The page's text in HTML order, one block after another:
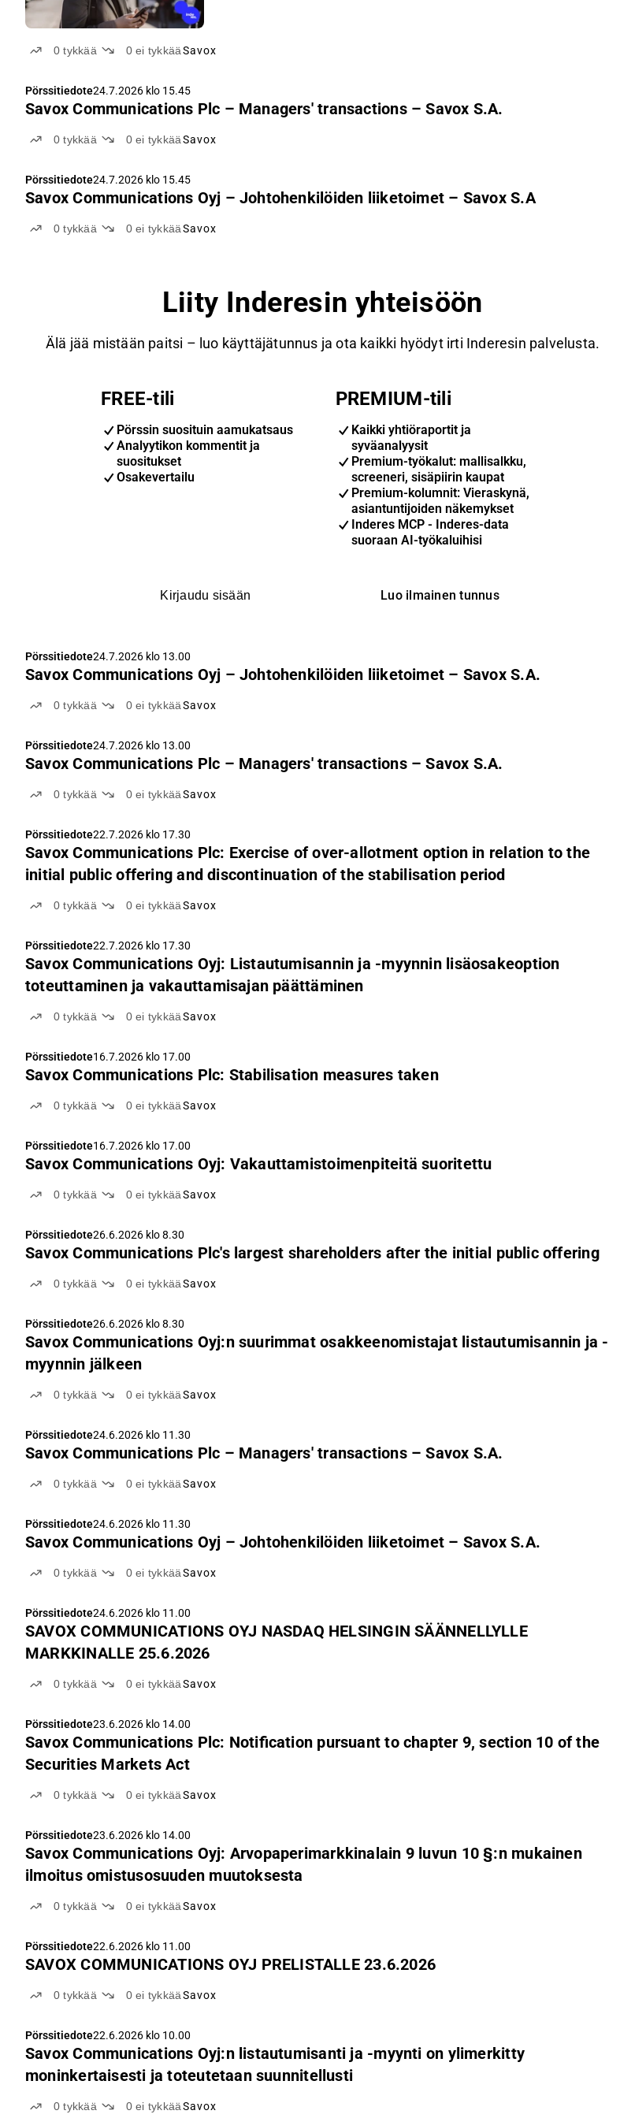
0tykkää 0ei tykkääSavox
Pörssitiedote24.7.2026 klo 15.45
Savox Communications Plc – Managers' transactions – Savox S.A.
0tykkää 0ei tykkääSavox
Pörssitiedote24.7.2026 klo 15.45
Savox Communications Oyj – Johtohenkilöiden liiketoimet – Savox S.A
0tykkää 0ei tykkääSavox
Liity Inderesin yhteisöön
Älä jää mistään paitsi – luo käyttäjätunnus ja ota kaikki hyödyt irti Inderesin palvelusta.
FREE-tili
Pörssin suosituin aamukatsaus
Analyytikon kommentit ja
suositukset
Osakevertailu
PREMIUM-tili
Kaikki yhtiöraportit ja
syväanalyysit
Premium-työkalut: mallisalkku,
screeneri, sisäpiirin kaupat
Premium-kolumnit: Vieraskynä,
asiantuntijoiden näkemykset
Inderes MCP - Inderes-data
suoraan AI-työkaluihisi
Kirjaudu sisään Luo ilmainen tunnus
Pörssitiedote24.7.2026 klo 13.00
Savox Communications Oyj – Johtohenkilöiden liiketoimet – Savox S.A.
0tykkää 0ei tykkääSavox
Pörssitiedote24.7.2026 klo 13.00
Savox Communications Plc – Managers' transactions – Savox S.A.
0tykkää 0ei tykkääSavox
Pörssitiedote22.7.2026 klo 17.30
Savox Communications Plc: Exercise of over-allotment option in relation to the
initial public offering and discontinuation of the stabilisation period
0tykkää 0ei tykkääSavox
Pörssitiedote22.7.2026 klo 17.30
Savox Communications Oyj: Listautumisannin ja -myynnin lisäosakeoption
toteuttaminen ja vakauttamisajan päättäminen
0tykkää 0ei tykkääSavox
Pörssitiedote16.7.2026 klo 17.00
Savox Communications Plc: Stabilisation measures taken
0tykkää 0ei tykkääSavox
Pörssitiedote16.7.2026 klo 17.00
Savox Communications Oyj: Vakauttamistoimenpiteitä suoritettu
0tykkää 0ei tykkääSavox
Pörssitiedote26.6.2026 klo 8.30
Savox Communications Plc's largest shareholders after the initial public offering
0tykkää 0ei tykkääSavox
Pörssitiedote26.6.2026 klo 8.30
Savox Communications Oyj:n suurimmat osakkeenomistajat listautumisannin ja -
myynnin jälkeen
0tykkää 0ei tykkääSavox
Pörssitiedote24.6.2026 klo 11.30
Savox Communications Plc – Managers' transactions – Savox S.A.
0tykkää 0ei tykkääSavox
Pörssitiedote24.6.2026 klo 11.30
Savox Communications Oyj – Johtohenkilöiden liiketoimet – Savox S.A.
0tykkää 0ei tykkääSavox
Pörssitiedote24.6.2026 klo 11.00
SAVOX COMMUNICATIONS OYJ NASDAQ HELSINGIN SÄÄNNELLYLLE
MARKKINALLE 25.6.2026
0tykkää 0ei tykkääSavox
Pörssitiedote23.6.2026 klo 14.00
Savox Communications Plc: Notification pursuant to chapter 9, section 10 of the
Securities Markets Act
0tykkää 0ei tykkääSavox
Pörssitiedote23.6.2026 klo 14.00
Savox Communications Oyj: Arvopaperimarkkinalain 9 luvun 10 §:n mukainen
ilmoitus omistusosuuden muutoksesta
0tykkää 0ei tykkääSavox
Pörssitiedote22.6.2026 klo 11.00
SAVOX COMMUNICATIONS OYJ PRELISTALLE 23.6.2026
0tykkää 0ei tykkääSavox
Pörssitiedote22.6.2026 klo 10.00
Savox Communications Oyj:n listautumisanti ja -myynti on ylimerkitty
moninkertaisesti ja toteutetaan suunnitellusti
0tykkää 0ei tykkääSavox